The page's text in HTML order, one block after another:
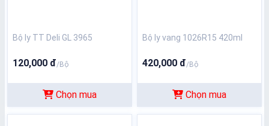
Bộ ly TT Deli GL 3965
120,000 đ/Bộ
Chọn mua
Bộ ly vang 1026R15 420ml
420,000 đ/Bộ
Chọn mua